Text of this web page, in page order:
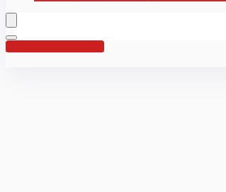
Hotline:0961 894 472